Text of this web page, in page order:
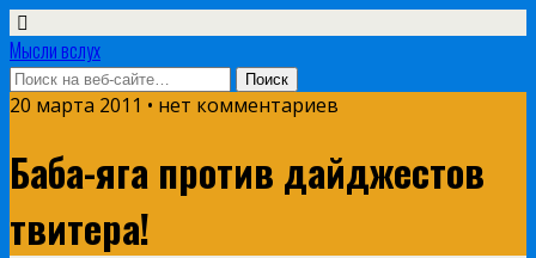
Мысли вслух
20 марта 2011 • нет комментариев
Баба-яга против дайджестов
твитера!